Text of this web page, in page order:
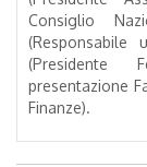
Consiglio
(Responsabile
(Presidente
presentazione
Finanze).